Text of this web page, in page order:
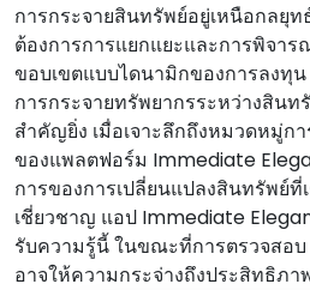
การกระจายสินทรัพย์อยู่เหนือกลยุท
ต้องการการแยกแยะและการพิจา
ขอบเขตแบบไดนามิกของการลงทุน
การกระจายทรัพยากรระหว่างสิน
สําคัญยิ่ง เมื่อเจาะลึกถึงหมวดหมู่ก
ของแพลตฟอร์ม Immediate
การของการเปลี่ยนแปลงสินทรัพย์ที่
เชี่ยวชาญ แอป Immediate
รับความรู้นี้ ในขณะที่การตรวจสอ
อาจให้ความกระจ่างถึงประสิทธิภ